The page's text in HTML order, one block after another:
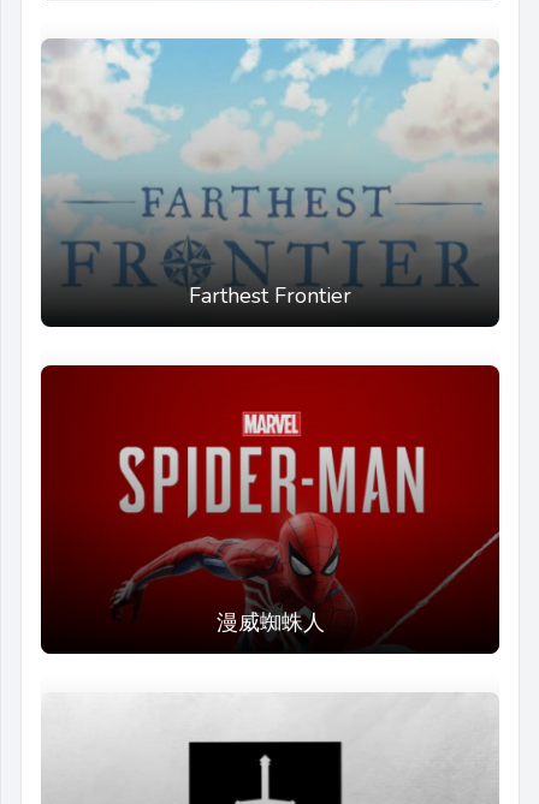
Farthest Frontier
漫威蜘蛛人